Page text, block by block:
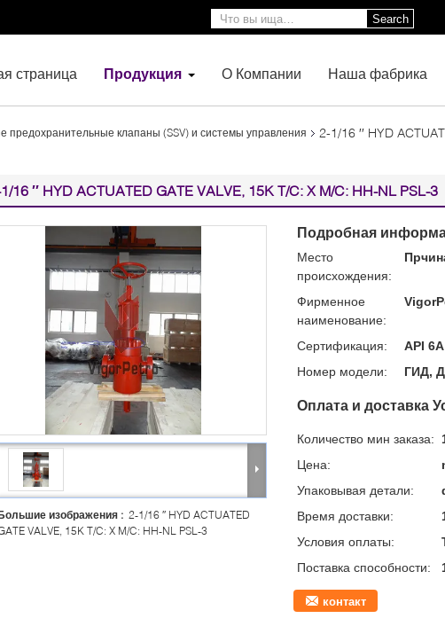
Search
страница Продукция О Компании Наша фабрика
предохранительные клапаны (SSV) и системы управления
2-1/16 ′′ HYD
16 ′′ HYD ACTUATED GATE VALVE, 15K T/C: X M/C: HH-NL PSL-3
изображения : 2-1/16 ′′ HYD ACTUATED
VALVE, 15K T/C: X M/C: HH-NL PSL-3
Подробная
Место
происхождения:
Фирменное
наименование:
Сертификация:
API
Номер модели:
ГИД,
Оплата и доставка
Количество мин заказа:
Цена:
Упаковывая детали:
Время доставки:
Условия оплаты:
Поставка способности:
контакт